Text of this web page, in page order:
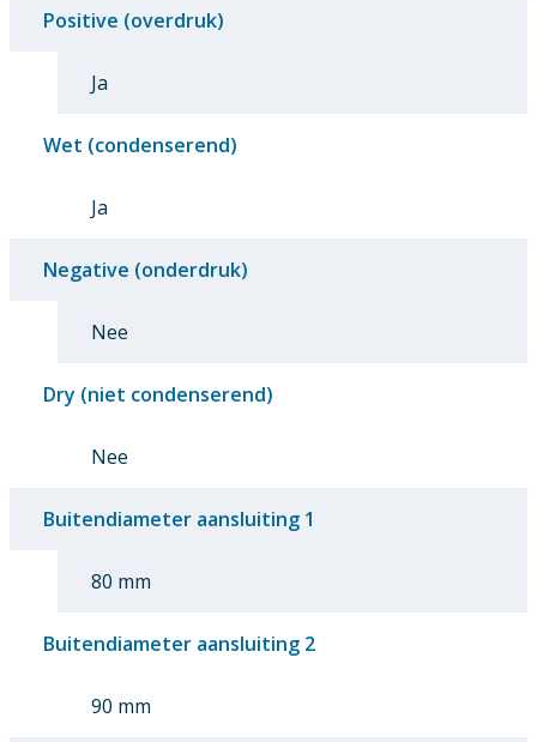
Positive (overdruk)
Ja
Wet (condenserend)
Ja
Negative (onderdruk)
Nee
Dry (niet condenserend)
Nee
Buitendiameter aansluiting 1
80 mm
Buitendiameter aansluiting 2
90 mm